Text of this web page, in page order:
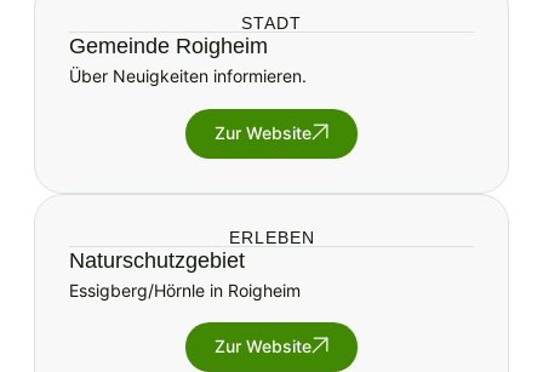
STADT
Gemeinde Roigheim
Über Neuigkeiten informieren.
Zur Website
ERLEBEN
Naturschutzgebiet
Essigberg/Hörnle in Roigheim
Zur Website